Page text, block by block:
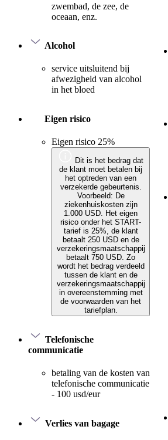
zwembad, de zee, de
oceaan, enz.
Alcohol
service uitsluitend bij
afwezigheid van alcohol
in het bloed
Eigen risico
Eigen risico 25%
Dit is het bedrag dat
de klant moet betalen bij
het optreden van een
verzekerde gebeurtenis.
Voorbeeld: De
ziekenhuiskosten zijn
1.000 USD. Het eigen
risico onder het START-
tarief is 25%, de klant
betaalt 250 USD en de
verzekeringsmaatschappij
betaalt 750 USD. Zo
wordt het bedrag verdeeld
tussen de klant en de
verzekeringsmaatschappij
in overeenstemming met
de voorwaarden van het
tariefplan.
Telefonische
communicatie
betaling van de kosten van
telefonische communicatie
- 100 usd/eur
Verlies van bagage